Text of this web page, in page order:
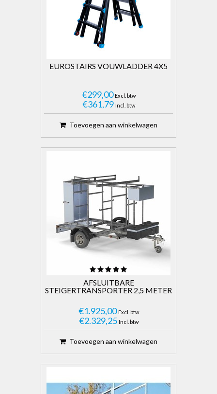
Enkele ladders
Telescopische Ladders
EUROSTAIRS VOUWLADDER 4X5
€299,00 Excl. btw
€361,79 Incl. btw
Toevoegen aan winkelwagen
AFSLUITBARE
STEIGERTRANSPORTER 2,5 METER
€1.925,00 Excl. btw
€2.329,25 Incl. btw
Toevoegen aan winkelwagen